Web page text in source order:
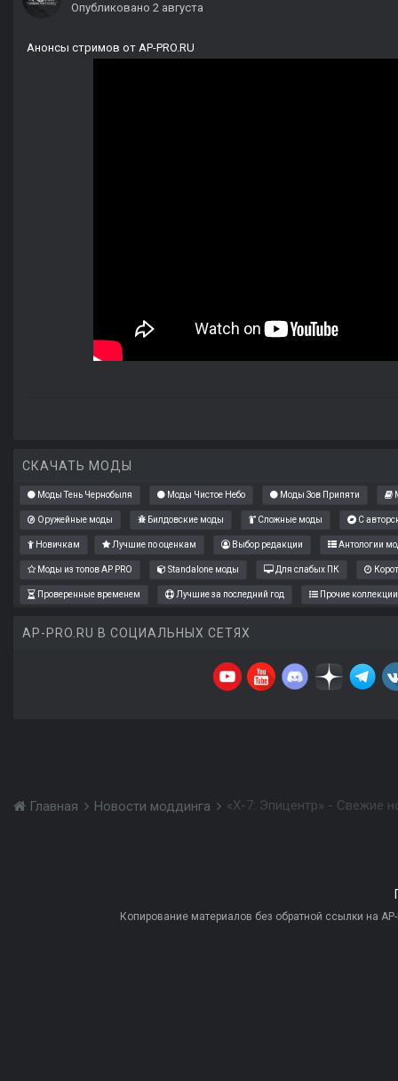
Опубликовано 2 августа
Анонсы стримов от AP-PRO.RU
СКАЧАТЬ МОДЫ
Моды Тень Чернобыля Моды Чистое Небо Моды Зов Припяти
Оружейные моды Билдовские моды Сложные моды С
Новичкам Лучшие по оценкам Выбор редакции Антологии
Моды из топов AP PRO Standalone моды Для слабых ПК
Проверенные временем Лучшие за последний год Прочие коллекции
AP-PRO.RU В СОЦИАЛЬНЫХ СЕТЯХ
Главная Новости моддинга «X-7: Эпицентр» - Свежие
Копирование материалов без обратной ссылки на